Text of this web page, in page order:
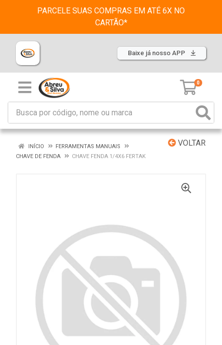
PARCELE SUAS COMPRAS EM ATÉ 6X NO
CARTÃO*
Baixe já nosso APP
0
VOLTAR
INÍCIO
FERRAMENTAS MANUAIS
CHAVE DE FENDA
CHAVE FENDA 1/4X6 FERTAK